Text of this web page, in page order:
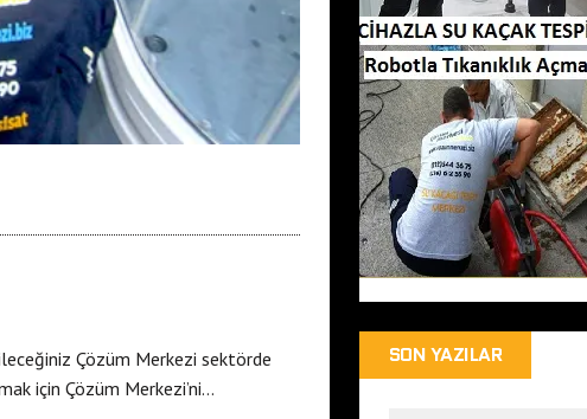
Çözüm Merkezi sektörde
için Çözüm Merkezi’ni…
SON YAZILAR